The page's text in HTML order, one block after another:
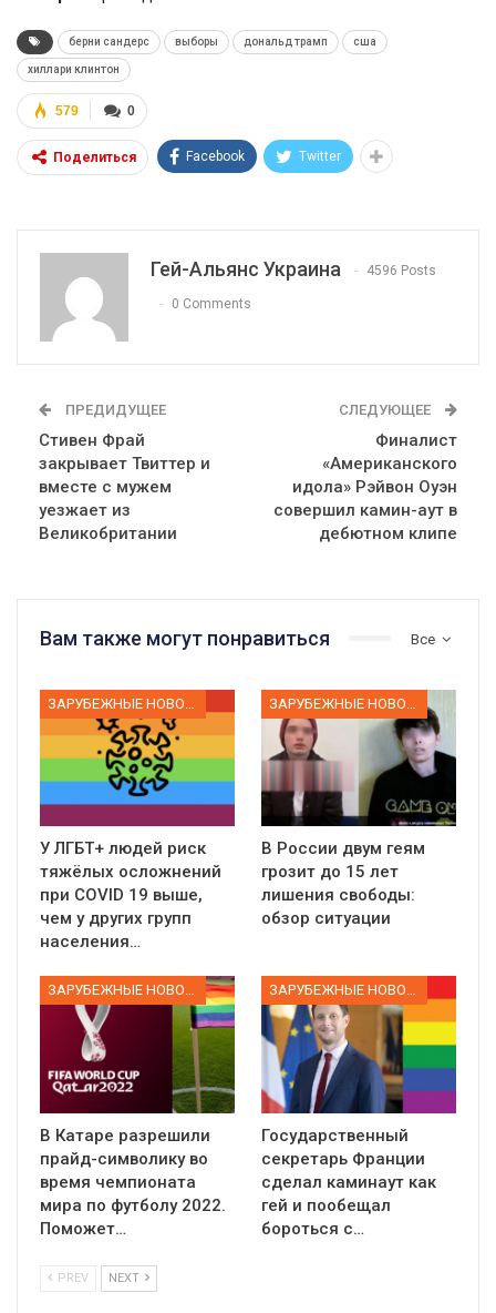
берни сандерс выборы дональд трамп сша
хиллари клинтон
0
579
Поделиться Facebook Twitter
Гей-Альянс Украина 4596 Posts
0 Comments
ПРЕДИДУЩЕЕ
Стивен Фрай
закрывает Твиттер и
вместе с мужем
уезжает из
Великобритании
СЛЕДУЮЩЕЕ
Финалист
«Американского
идола» Рэйвон Оуэн
совершил камин-аут в
дебютном клипе
Все
Вам также могут понравиться
ЗАРУБЕЖНЫЕ НОВОСТИ
У ЛГБТ+ людей риск
тяжёлых осложнений
при COVID 19 выше,
чем у других групп
населения…
ЗАРУБЕЖНЫЕ НОВОСТИ
В России двум геям
грозит до 15 лет
лишения свободы:
обзор ситуации
ЗАРУБЕЖНЫЕ НОВОСТИ
В Катаре разрешили
прайд-символику во
время чемпионата
мира по футболу 2022.
Поможет…
ЗАРУБЕЖНЫЕ НОВОСТИ
Государственный
секретарь Франции
сделал каминаут как
гей и пообещал
бороться с…
PREV NEXT